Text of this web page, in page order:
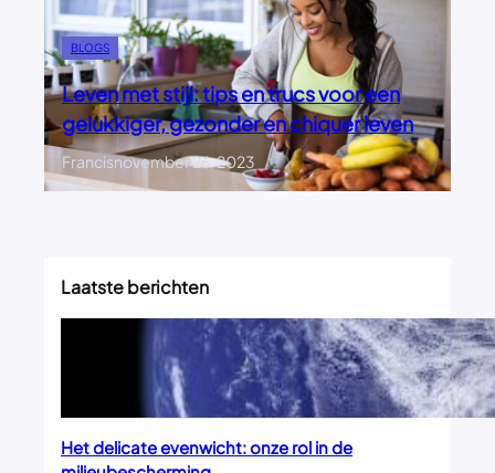
BLOGS
Leven met stijl: tips en trucs voor een
gelukkiger, gezonder en chiquer leven
Francisnovember 26, 2023
Laatste berichten
Het delicate evenwicht: onze rol in de